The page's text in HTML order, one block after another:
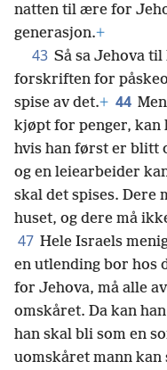
natten til ære for
generasjon.+
43 Så sa Jehova
forskriften for
spise av det.+ 44
kjøpt for penger, kan
hvis han først er blitt
og en leiearbeider
skal det spises. Dere
huset, og dere må
47 Hele Israels
en utlending bor hos
for Jehova, må alle
omskåret. Da kan
han skal bli som en
uomskåret mann kan